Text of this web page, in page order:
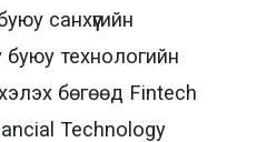
санхүүгийн
буюу технологийн
бөгөөд Fintech
Technology